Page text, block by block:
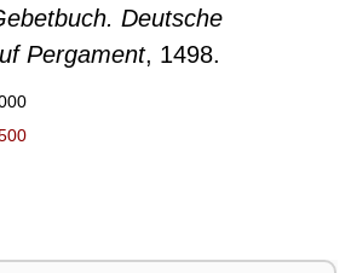
Deutsche
Pergament, 1498.